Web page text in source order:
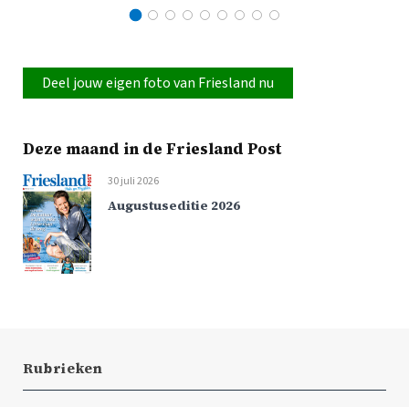
Deel jouw eigen foto van Friesland nu
Deze maand in de Friesland Post
30 juli 2026
Augustuseditie 2026
Rubrieken